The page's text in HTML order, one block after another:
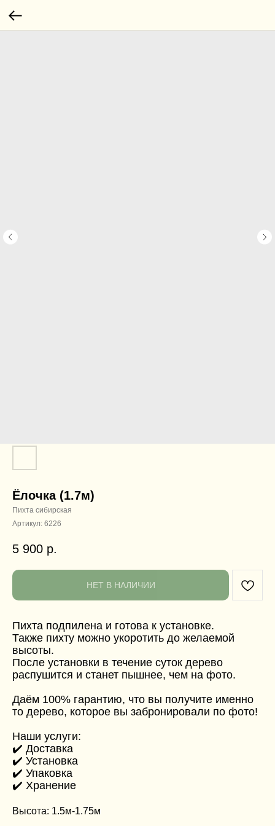
Ёлочка (1.7м)
Пихта сибирская
Артикул: 6226
5 900 р.
НЕТ В НАЛИЧИИ
Пихта подпилена и готова к установке.
Также пихту можно укоротить до желаемой
высоты.
После установки в течение суток дерево
распушится и станет пышнее, чем на фото.
Даём 100% гарантию, что вы получите именно
то дерево, которое вы забронировали по фото!
Наши услуги:
✔️ Доставка
✔️ Установка
✔️ Упаковка
✔️ Хранение
Высота: 1.5м-1.75м